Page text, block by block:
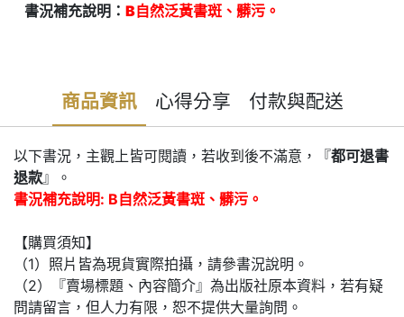
書況補充說明： B自然泛黃書斑、髒污。
商品資訊 心得分享 付款與配送
以下書況，主觀上皆可閱讀，若收到後不滿意，『都可退書
退款』。
書況補充說明: B自然泛黃書斑、髒污。
【購買須知】
（1）照片皆為現貨實際拍攝，請參書況說明。
（2）『賣場標題、內容簡介』為出版社原本資料，若有疑
問請留言，但人力有限，恕不提供大量詢問。